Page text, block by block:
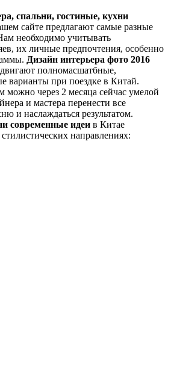
спальни, гостиные, кухни
сайте предлагают самые разные
необходимо учитывать
их личные предпочтения, особенно
Дизайн интерьера фото 2016
полномасшатбные,
варианты при поездке в Китай.
через 2 месяца сейчас умелой
и мастера перенести все
и наслаждаться результатом.
современные идеи в Китае
направлениях: